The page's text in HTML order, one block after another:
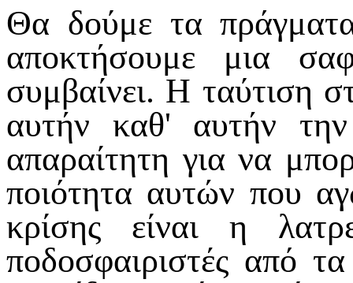
Θα δούμε τα
αποκτήσουμε μια
συμβαίνει. Η ταύτιση
αυτήν καθ' αυτήν την
απαραίτητη για να
ποιότητα αυτών που
κρίσης είναι η
ποδοσφαιριστές από